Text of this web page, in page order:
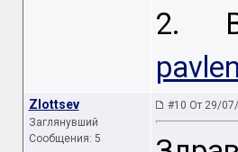
2.
Zlottsev
Заглянувший
Сообщения: 5
#10 От 29/